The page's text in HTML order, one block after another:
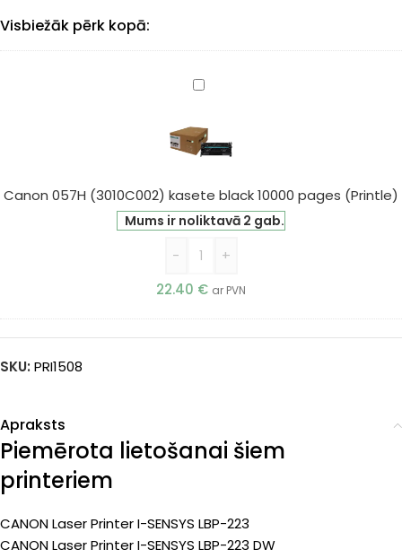
Visbiežāk pērk kopā:
Canon
(3010C002)
kasete
10000
pages
(Printle)
Canon 057H (3010C002) kasete black 10000 pages (Printle)
Mums ir noliktavā 2 gab.
-
+
22.40 € ar PVN
SKU: PRI1508
Apraksts
Piemērota lietošanai šiem
printeriem
CANON Laser Printer I-SENSYS LBP-223
CANON Laser Printer I-SENSYS LBP-223 DW